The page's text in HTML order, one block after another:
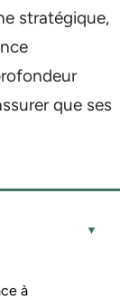
stratégique,
que ses
à